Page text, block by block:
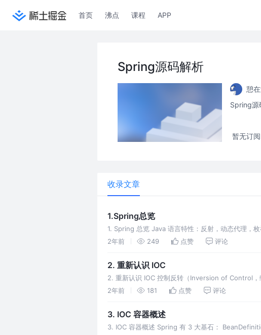
首页 沸点 课程 APP
Spring源码解析
憩
Spring源
暂无订阅
收录文章
1.Spring总览
1. Spring 总览 Java 语言特性：反射，动态代理，
封装与简化：
2年前 249 点赞 评论
2. 重新认识 IOC
2. 重新认识 IOC 控制反转（Inversion of Control，
式叫做依赖注入（Depen
2年前 181 点赞 评论
3. IOC 容器概述
3. IOC 容器概述 Spring 有 3 大基石：